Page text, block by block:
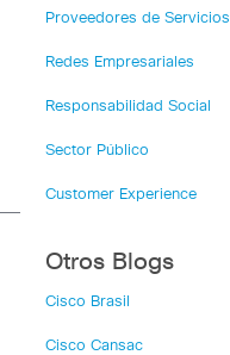
Proveedores de Servicios
Redes Empresariales
Responsabilidad Social
Sector Público
Customer Experience
Otros Blogs
Cisco Brasil
Cisco Cansac